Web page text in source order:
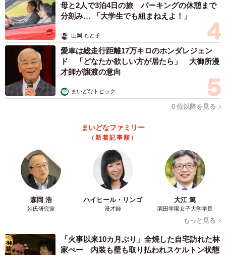
母と2人で3泊4日の旅 パーキングの休憩まで
分刻み… 「大学生でも組まねえよ！」
山岡 もと子
愛車は総走行距離17万キロのホンダレジェン
ド 「どなたか欲しい方が居たら」 大御所漫
才師が譲渡の意向
まいどなトピック
６位以降を見る
まいどなファミリー
（新着記事順）
森岡 浩
姓氏研究家
ハイヒール・リンゴ
漫才師
大江 篤
園田学園女子大学学長
もっと見る
「火事以来10カ月ぶり」全焼した自宅訪れた林
家ぺー 内装も壁も取り払われスケルトン状態